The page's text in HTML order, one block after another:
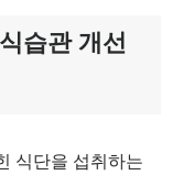
습관 개선
식단을 섭취하는